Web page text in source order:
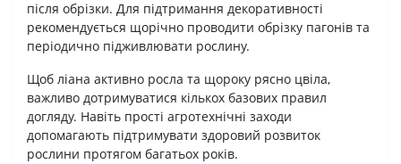
після обрізки. Для підтримання декоративності
рекомендується щорічно проводити обрізку пагонів та
періодично підживлювати рослину.
Щоб ліана активно росла та щороку рясно цвіла,
важливо дотримуватися кількох базових правил
догляду. Навіть прості агротехнічні заходи
допомагають підтримувати здоровий розвиток
рослини протягом багатьох років.